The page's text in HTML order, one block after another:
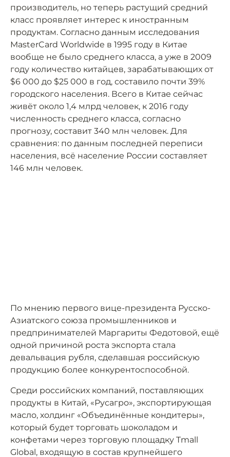
производитель, но теперь растущий средний
класс проявляет интерес к иностранным
продуктам. Согласно данным исследования
MasterCard Worldwide в 1995 году в Китае
вообще не было среднего класса, а уже в 2009
году количество китайцев, зарабатывающих от
$6 000 до $25 000 в год, составило почти 39%
городского населения. Всего в Китае сейчас
живёт около 1,4 млрд человек, к 2016 году
численность среднего класса, согласно
прогнозу, составит 340 млн человек. Для
сравнения: по данным последней переписи
населения, всё население России составляет
146 млн человек.
По мнению первого вице-президента Русско-
Азиатского союза промышленников и
предпринимателей Маргариты Федотовой, ещё
одной причиной роста экспорта стала
девальвация рубля, сделавшая российскую
продукцию более конкурентоспособной.
Среди российских компаний, поставляющих
продукты в Китай, «Русагро», экспортирующая
масло, холдинг «Объединённые кондитеры»,
который будет торговать шоколадом и
конфетами через торговую площадку Tmall
Global, входящую в состав крупнейшего